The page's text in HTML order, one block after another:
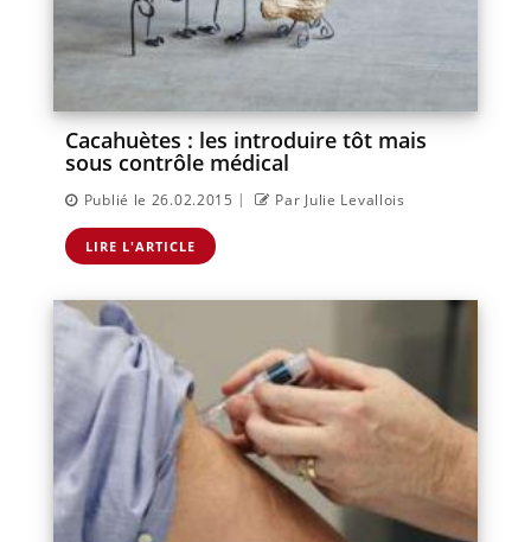
Cacahuètes : les introduire tôt mais
sous contrôle médical
Publié le 26.02.2015 | Par Julie Levallois
LIRE L'ARTICLE